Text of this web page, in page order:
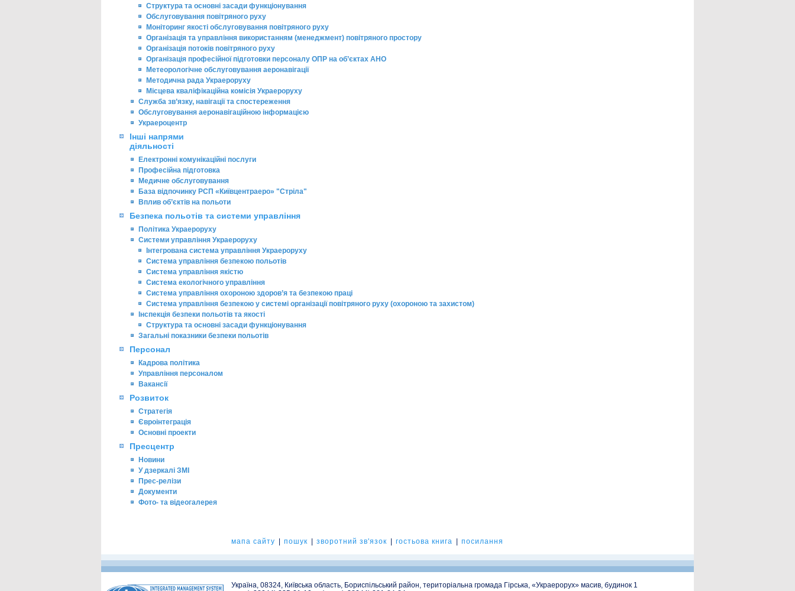
Структура та основні засади функціонування
Обслуговування повітряного руху
Моніторинг якості обслуговування повітряного руху
Організація та управління використанням (менеджмент) повітряного простору
Організація потоків повітряного руху
Організація професійної підготовки персоналу ОПР на об’єктах АНО
Метеорологічне обслуговування аеронавігації
Методична рада Украероруху
Місцева кваліфікаційна комісія Украероруху
Служба зв’язку, навігації та спостереження
Обслуговування аеронавігаційною інформацією
Украероцентр
Інші напрями
діяльності
Електронні комунікаційні послуги
Професійна підготовка
Медичне обслуговування
База відпочинку РСП «Київцентраеро» "Стріла"
Вплив об’єктів на польоти
Безпека польотів та системи управління
Політика Украероруху
Системи управління Украероруху
Інтегрована система управління Украероруху
Система управління безпекою польотів
Система управління якістю
Система екологічного управління
Система управління охороною здоров’я та безпекою праці
Система управління безпекою у системі організації повітряного руху (охороною та захистом)
Інспекція безпеки польотів та якості
Структура та основні засади функціонування
Загальні показники безпеки польотів
Персонал
Кадрова політика
Управління персоналом
Вакансії
Розвиток
Стратегія
Євроінтеграція
Основні проекти
Пресцентр
Новини
У дзеркалі ЗМІ
Прес-релізи
Документи
Фото- та відеогалерея
мапа сайту пошук зворотний зв'язок гостьова книга посилання
Україна, 08324, Київська область, Бориспільський район, територіальна громада Гірська, «Украерорух» масив, будинок 1